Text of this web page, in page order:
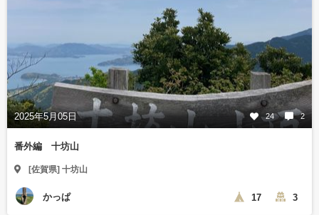
2025年5月05日 24 2
番外編 十坊山
[佐賀県] 十坊山
かっぱ 17 3